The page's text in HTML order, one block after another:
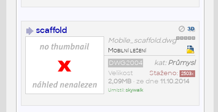
scaffold
Mobile_scaffold.dwg
Mobilní lešení
kat:Průmysl
DWG2004
Staženo: 2503x
Velikost
2,09MB• ze dne 11.10.2014
Umístil:skywalk